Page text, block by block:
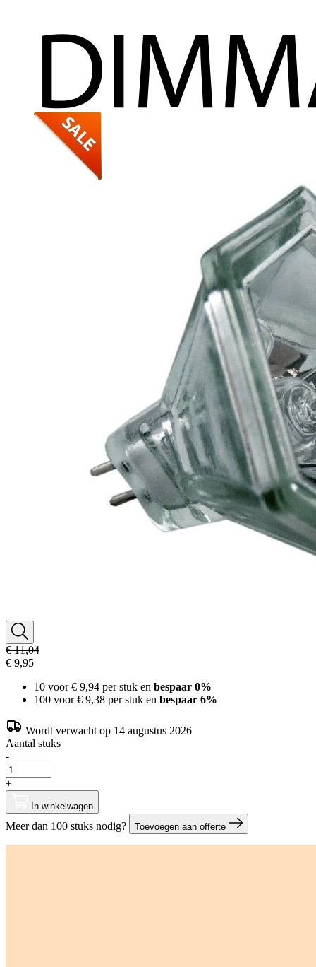
€ 11,04
€ 9,95
10 voor€ 9,94 per stuk en bespaar 0%
100 voor€ 9,38 per stuk en bespaar 6%
Wordt verwacht op 14 augustus 2026
Aantal stuks
-
+
In winkelwagen
Meer dan 100 stuks nodig? Toevoegen aan offerte